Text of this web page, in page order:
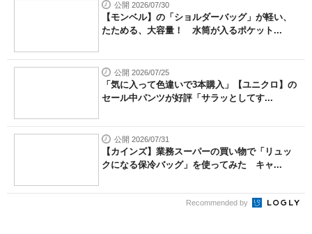
公開 2026/07/30
【モンベル】の「ショルダーバッグ」が軽い、
たためる、大容量！ 水筒が入るポケット...
公開 2026/07/25
「気に入って色違いで3本購入」【ユニクロ】の
セール中パンツが好評「サラッとしてす...
公開 2026/07/31
【カインズ】業務スーパーの買い物で「リュッ
クになる保冷バッグ」を使ってみた キャ...
Recommended by